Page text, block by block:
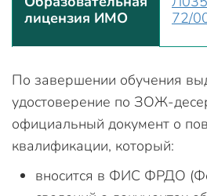
лицензия ИМО
72/
По завершении обучения
удостоверение по ЗОЖ-
официальный документ о
квалификации, который:
вносится в ФИС ФРДО